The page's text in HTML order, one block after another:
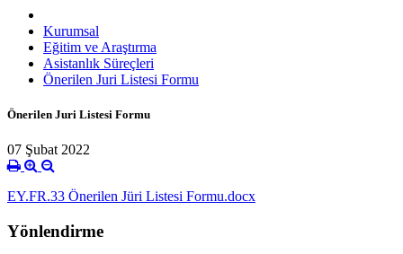
Kurumsal
Eğitim ve Araştırma
Asistanlık Süreçleri
Önerilen Juri Listesi Formu
Önerilen Juri Listesi Formu
07 Şubat 2022
EY.FR.33 Önerilen Jüri Listesi Formu.docx
Yönlendirme